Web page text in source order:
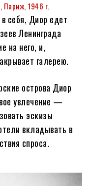
Париж, 1946 г.
себя, Диор едет
Ленинграда
на него, и,
галерею.
острова Диор
увлечение —
эскизы
вкладывать в
спроса.